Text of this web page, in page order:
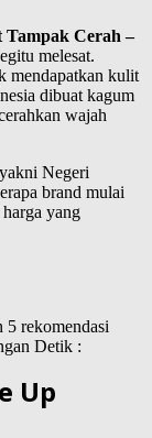
Tampak Cerah –
melesat.
mendapatkan kulit
dibuat kagum
wajah
Negeri
brand mulai
yang
rekomendasi
Detik :
Up